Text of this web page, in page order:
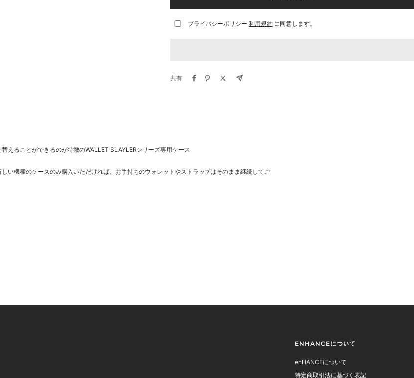
プライバシーポリシー 利用規約に同意します。
共有
えることができるのが特徴のWALLET SLAYLERシリーズ専用ケース
い機種のケースのみ購入いただければ、お手持ちのウォレットやストラップはそのまま継続してご
ENHANCEについて
enHANCEについて
特定商取引法に基づく表記